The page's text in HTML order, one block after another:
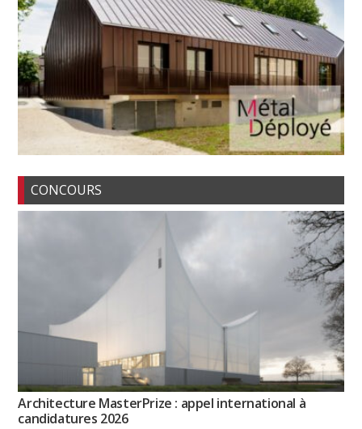
CONCOURS
Architecture MasterPrize : appel international à
candidatures 2026